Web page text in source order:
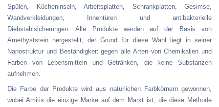
Spülen, Kücheninseln, Arbeitsplatten, Schrankplatten, Gesimse,
Wandverkleidungen, Innentüren und antibakterielle
Diebstahlsicherungen. Alle Produkte werden auf der Basis von
Amethyststein hergestellt, der Grund für diese Wahl liegt in seiner
Nanostruktur und Beständigkeit gegen alle Arten von Chemikalien und
Farben von Lebensmitteln und Getränken, die keine Substanzen
aufnehmen.
Die Farbe der Produkte wird aus natürlichen Farbkörnern gewonnen,
wobei Amitis die einzige Marke auf dem Markt ist, die diese Methode